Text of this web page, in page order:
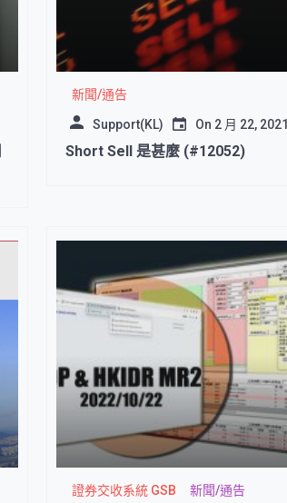
新聞/通告
Support(KL) On 2 月 22, 2021
Short Sell 是甚麼 (#12052)
證券交收系統 GSB 新聞/通告